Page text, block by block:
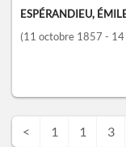
ESPÉRANDIEU,
(11 octobre 1857 -
< 1 1 3